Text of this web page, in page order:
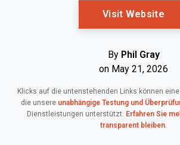
Visit Website
By Phil Gray
on May 21, 2026
Klicks auf die untenstehenden Links können
die unsere unabhängige Testung und
Dienstleistungen unterstützt. Erfahren Sie
transparent bleiben.